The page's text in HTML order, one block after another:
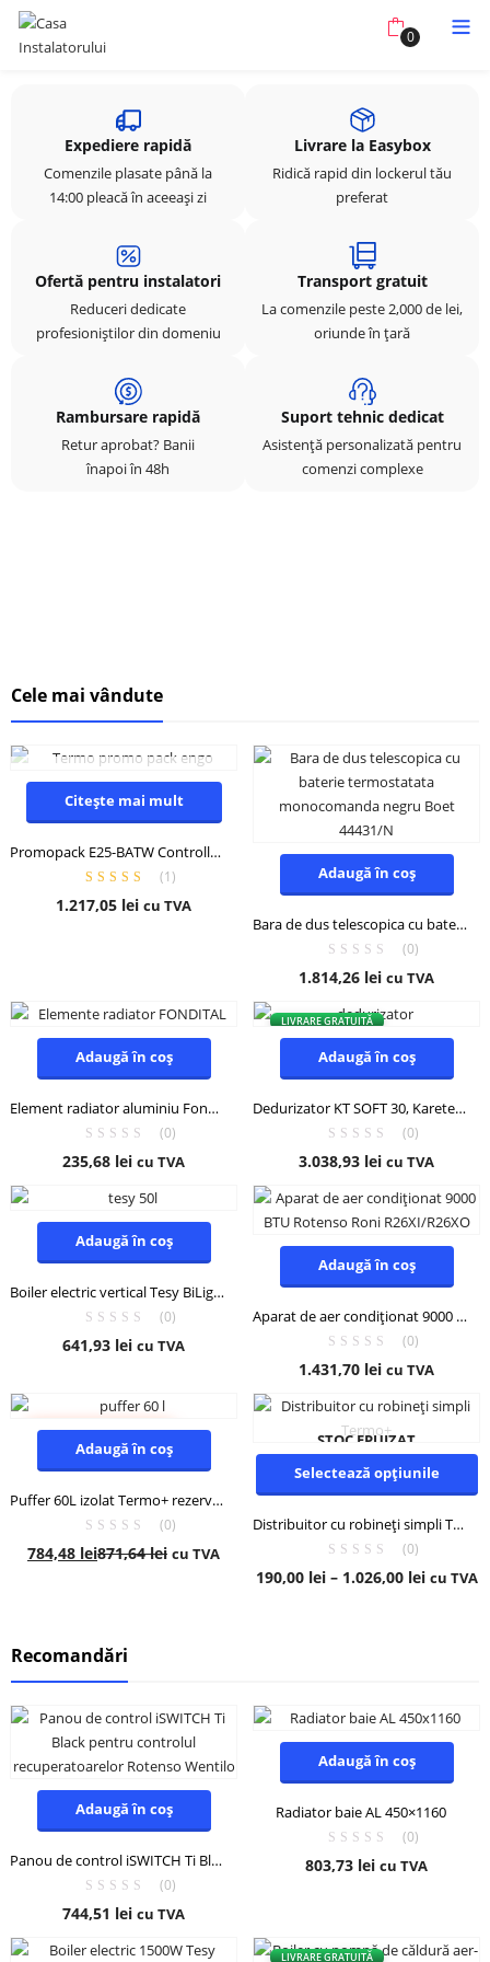
0
Expediere rapidă
Comenzile plasate până la
14:00 pleacă în aceeași zi
Livrare la Easybox
Ridică rapid din lockerul tău
preferat
Ofertă pentru instalatori
Reduceri dedicate
profesioniștilor din domeniu
Transport gratuit
La comenzile peste 2,000 de lei,
oriunde în țară
Rambursare rapidă
Retur aprobat? Banii
înapoi în 48h
Suport tehnic dedicat
Asistență personalizată pentru
comenzi complexe
Cele mai vândute
STOC EPUIZAT
Citește mai mult
Promopack E25-BATW Controller x 3buc alb + ETRV-M30 x 3buc + EGATEZB Internet Gateway x 1buc gratuit
Evaluat la
5.00
din 5
(1)
1.217,05 lei cu TVA
Adaugă în coș
Bara de dus telescopica cu baterie termostatata monocomanda negru Boet 44431/N
(0)
1.814,26 lei cu TVA
Adaugă în coș
Element radiator aluminiu Fondital AL 1200 – element individual
(0)
235,68 lei cu TVA
LIVRARE GRATUITĂ
Adaugă în coș
Dedurizator KT SOFT 30, Karetech
(0)
3.038,93 lei cu TVA
Adaugă în coș
Boiler electric vertical Tesy BiLight 50L
(0)
641,93 lei cu TVA
Adaugă în coș
Aparat de aer condiționat 9000 BTU Rotenso Roni R26XI/R26XO
(0)
1.431,70 lei cu TVA
Adaugă în coș
Puffer 60L izolat Termo+ rezervor de acumulare vertical
(0)
784,48 lei871,64lei cu TVA
STOC EPUIZAT
Selectează opțiunile
Distribuitor cu robineți simpli Termo+
(0)
190,00 lei – 1.026,00 lei cu TVA
Recomandări
Adaugă în coș
Panou de control iSWITCH Ti Black pentru controlul recuperatoarelor Rotenso Wentilo
(0)
744,51 lei cu TVA
Adaugă în coș
Radiator baie AL 450×1160
(0)
803,73 lei cu TVA
LIVRARE GRATUITĂ